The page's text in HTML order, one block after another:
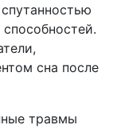
сна после
травмы